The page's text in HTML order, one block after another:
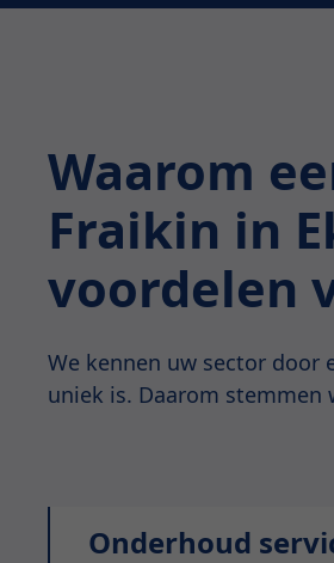
Waarom
Fraikin in
voordelen
We kennen uw sector door
uniek is. Daarom stemmen
Onderhoud